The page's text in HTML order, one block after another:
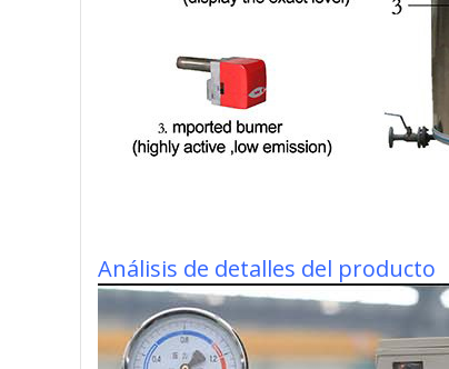
Análisis de detalles del producto